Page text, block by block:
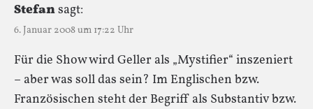
Stefansagt:
6. Januar 2008 um 17:22 Uhr
Für die Show wird Geller als „Mystifier“ inszeniert
– aber was soll das sein? Im Englischen bzw.
Französischen steht der Begriff als Substantiv bzw.